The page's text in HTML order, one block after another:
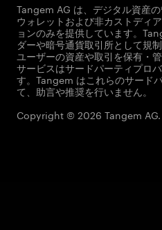
Tangem AG は、デジタル資産
ウォレットおよび非カストディ
ョンのみを提供しています。
ダーや暗号通貨取引所として規
ユーザーの資産や取引を保有・
サービスはサードパーティプロ
す。Tangem はこれらのサード
て、助言や推奨を行いません。